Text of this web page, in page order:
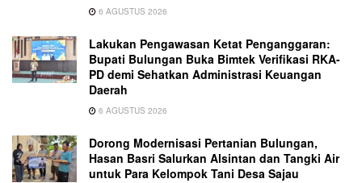
6 AGUSTUS 2026
Lakukan Pengawasan Ketat Penganggaran:
Bupati Bulungan Buka Bimtek Verifikasi RKA-
PD demi Sehatkan Administrasi Keuangan
Daerah
6 AGUSTUS 2026
Dorong Modernisasi Pertanian Bulungan,
Hasan Basri Salurkan Alsintan dan Tangki Air
untuk Para Kelompok Tani Desa Sajau